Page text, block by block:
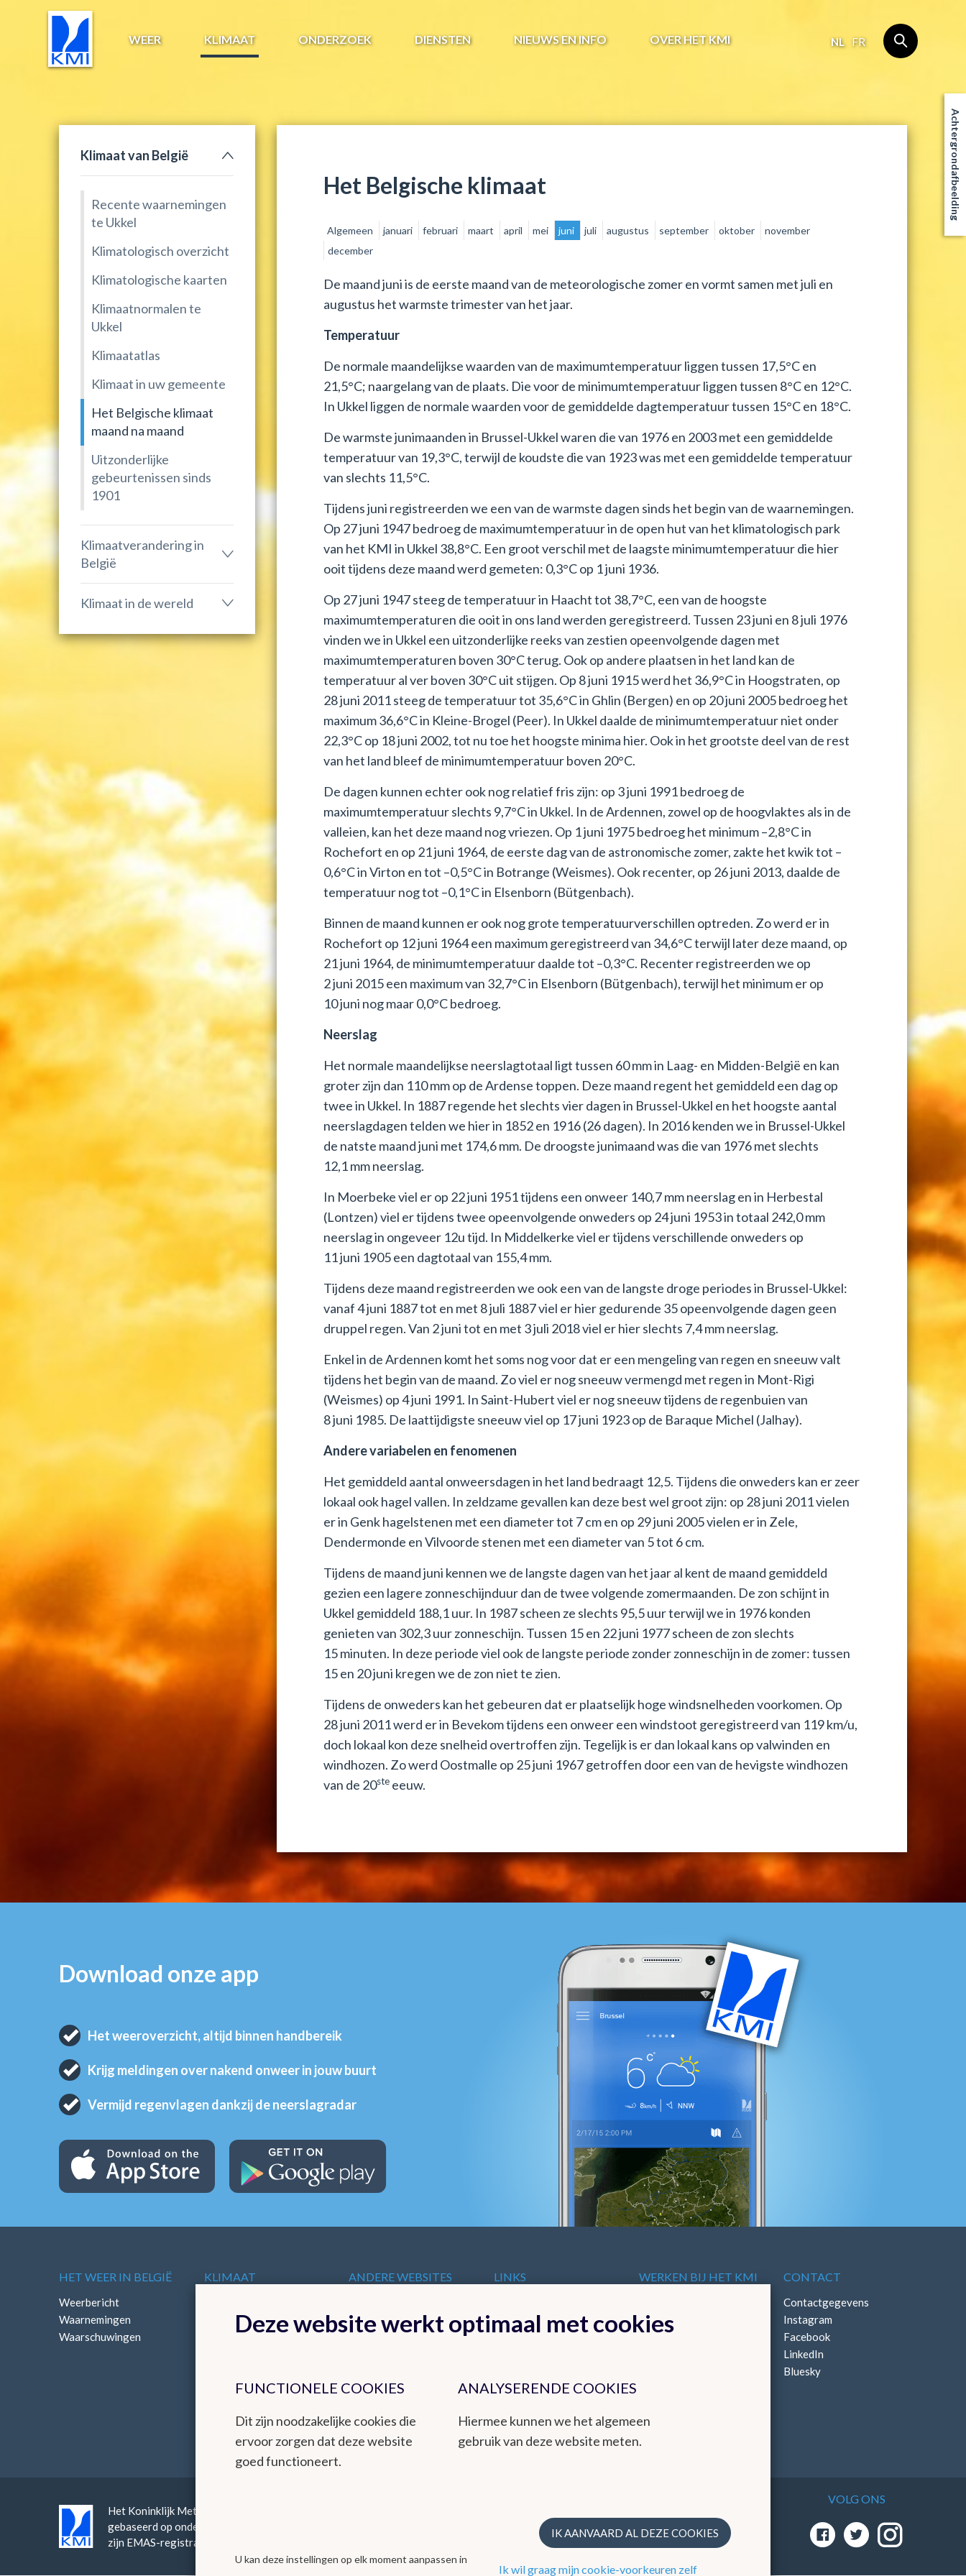
WEER KLIMAAT ONDERZOEK DIENSTEN NIEUWS EN INFO OVER HET KMI NL FR
Klimaat van België
Recente waarnemingen
te Ukkel
Klimatologisch overzicht
Klimatologische kaarten
Klimaatnormalen te
Ukkel
Klimaatatlas
Klimaat in uw gemeente
Het Belgische klimaat
maand na maand
Uitzonderlijke
gebeurtenissen sinds
1901
Klimaatverandering in
België
Klimaat in de wereld
Het Belgische klimaat
Algemeen januari februari maart april mei juni juli augustus september oktober
november
december
De maand juni is de eerste maand van de meteorologische zomer en vormt samen met juli en
augustus het warmste trimester van het jaar.
Temperatuur
De normale maandelijkse waarden van de maximumtemperatuur liggen tussen 17,5°C en
21,5°C; naargelang van de plaats. Die voor de minimumtemperatuur liggen tussen 8°C en 12°C.
In Ukkel liggen de normale waarden voor de gemiddelde dagtemperatuur tussen 15°C en 18°C.
De warmste junimaanden in Brussel-Ukkel waren die van 1976 en 2003 met een gemiddelde
temperatuur van 19,3°C, terwijl de koudste die van 1923 was met een gemiddelde temperatuur
van slechts 11,5°C.
Tijdens juni registreerden we een van de warmste dagen sinds het begin van de waarnemingen.
Op 27 juni 1947 bedroeg de maximumtemperatuur in de open hut van het klimatologisch park
van het KMI in Ukkel 38,8°C. Een groot verschil met de laagste minimumtemperatuur die hier
ooit tijdens deze maand werd gemeten: 0,3°C op 1 juni 1936.
Op 27 juni 1947 steeg de temperatuur in Haacht tot 38,7°C, een van de hoogste
maximumtemperaturen die ooit in ons land werden geregistreerd. Tussen 23 juni en 8 juli 1976
vinden we in Ukkel een uitzonderlijke reeks van zestien opeenvolgende dagen met
maximumtemperaturen boven 30°C terug. Ook op andere plaatsen in het land kan de
temperatuur al ver boven 30°C uit stijgen. Op 8 juni 1915 werd het 36,9°C in Hoogstraten, op
28 juni 2011 steeg de temperatuur tot 35,6°C in Ghlin (Bergen) en op 20 juni 2005 bedroeg het
maximum 36,6°C in Kleine-Brogel (Peer). In Ukkel daalde de minimumtemperatuur niet onder
22,3°C op 18 juni 2002, tot nu toe het hoogste minima hier. Ook in het grootste deel van de rest
van het land bleef de minimumtemperatuur boven 20°C.
De dagen kunnen echter ook nog relatief fris zijn: op 3 juni 1991 bedroeg de
maximumtemperatuur slechts 9,7°C in Ukkel. In de Ardennen, zowel op de hoogvlaktes als in de
valleien, kan het deze maand nog vriezen. Op 1 juni 1975 bedroeg het minimum –2,8°C in
Rochefort en op 21 juni 1964, de eerste dag van de astronomische zomer, zakte het kwik tot –
0,6°C in Virton en tot –0,5°C in Botrange (Weismes). Ook recenter, op 26 juni 2013, daalde de
temperatuur nog tot –0,1°C in Elsenborn (Bütgenbach).
Binnen de maand kunnen er ook nog grote temperatuurverschillen optreden. Zo werd er in
Rochefort op 12 juni 1964 een maximum geregistreerd van 34,6°C terwijl later deze maand, op
21 juni 1964, de minimumtemperatuur daalde tot –0,3°C. Recenter registreerden we op
2 juni 2015 een maximum van 32,7°C in Elsenborn (Bütgenbach), terwijl het minimum er op
10 juni nog maar 0,0°C bedroeg.
Neerslag
Het normale maandelijkse neerslagtotaal ligt tussen 60 mm in Laag- en Midden-België en kan
groter zijn dan 110 mm op de Ardense toppen. Deze maand regent het gemiddeld een dag op
twee in Ukkel. In 1887 regende het slechts vier dagen in Brussel-Ukkel en het hoogste aantal
neerslagdagen telden we hier in 1852 en 1916 (26 dagen). In 2016 kenden we in Brussel-Ukkel
de natste maand juni met 174,6 mm. De droogste junimaand was die van 1976 met slechts
12,1 mm neerslag.
In Moerbeke viel er op 22 juni 1951 tijdens een onweer 140,7 mm neerslag en in Herbestal
(Lontzen) viel er tijdens twee opeenvolgende onweders op 24 juni 1953 in totaal 242,0 mm
neerslag in ongeveer 12u tijd. In Middelkerke viel er tijdens verschillende onweders op
11 juni 1905 een dagtotaal van 155,4 mm.
Tijdens deze maand registreerden we ook een van de langste droge periodes in Brussel-Ukkel:
vanaf 4 juni 1887 tot en met 8 juli 1887 viel er hier gedurende 35 opeenvolgende dagen geen
druppel regen. Van 2 juni tot en met 3 juli 2018 viel er hier slechts 7,4 mm neerslag.
Enkel in de Ardennen komt het soms nog voor dat er een mengeling van regen en sneeuw valt
tijdens het begin van de maand. Zo viel er nog sneeuw vermengd met regen in Mont-Rigi
(Weismes) op 4 juni 1991. In Saint-Hubert viel er nog sneeuw tijdens de regenbuien van
8 juni 1985. De laattijdigste sneeuw viel op 17 juni 1923 op de Baraque Michel (Jalhay).
Andere variabelen en fenomenen
Het gemiddeld aantal onweersdagen in het land bedraagt 12,5. Tijdens die onweders kan er zeer
lokaal ook hagel vallen. In zeldzame gevallen kan deze best wel groot zijn: op 28 juni 2011 vielen
er in Genk hagelstenen met een diameter tot 7 cm en op 29 juni 2005 vielen er in Zele,
Dendermonde en Vilvoorde stenen met een diameter van 5 tot 6 cm.
Tijdens de maand juni kennen we de langste dagen van het jaar al kent de maand gemiddeld
gezien een lagere zonneschijnduur dan de twee volgende zomermaanden. De zon schijnt in
Ukkel gemiddeld 188,1 uur. In 1987 scheen ze slechts 95,5 uur terwijl we in 1976 konden
genieten van 302,3 uur zonneschijn. Tussen 15 en 22 juni 1977 scheen de zon slechts
15 minuten. In deze periode viel ook de langste periode zonder zonneschijn in de zomer: tussen
15 en 20 juni kregen we de zon niet te zien.
Tijdens de onweders kan het gebeuren dat er plaatselijk hoge windsnelheden voorkomen. Op
28 juni 2011 werd er in Bevekom tijdens een onweer een windstoot geregistreerd van 119 km/u,
doch lokaal kon deze snelheid overtroffen zijn. Tegelijk is er dan lokaal kans op valwinden en
windhozen. Zo werd Oostmalle op 25 juni 1967 getroffen door een van de hevigste windhozen
van de 20ste eeuw.
Download onze app
Het weeroverzicht, altijd binnen handbereik
Krijg meldingen over nakend onweer in jouw buurt
Vermijd regenvlagen dankzij de neerslagradar
HET WEER IN BELGIË
Weerbericht
Waarnemingen
Waarschuwingen
KLIMAAT
Klimatologische kaarten
ANDERE WEBSITES
KMI in Dourbes
Radar
Climate Dynamics
LINKS
meteorologische
diensten
Nationale organisaties
Wetenschappelijke
Instellingen
WERKEN BIJ HET KMI
Stages
CONTACT
Contactgegevens
Instagram
Facebook
LinkedIn
Bluesky
Het Koninklijk Meteorologisch Instituut biedt een betrouwbare dienstverlening aan het publiek en de overheden,
gebaseerd op onderzoek, innovatie en continuïteit. Het KMI is een instituut dat ook milieu-uitdagingen integreert via
zijn EMAS-registratie en continue verbetering via zijn kwaliteitsmanagementsysteem volgens de ISO9001-norm.
VOLG ONS
Achtergrondafbeelding
Deze website werkt optimaal met cookies
FUNCTIONELE COOKIES
Dit zijn noodzakelijke cookies die
ervoor zorgen dat deze website
goed functioneert.
ANALYSERENDE COOKIES
Hiermee kunnen we het algemeen
gebruik van deze website meten.
U kan deze instellingen op elk moment aanpassen in
IK AANVAARD AL DEZE COOKIES
Ik wil graag mijn cookie-voorkeuren zelf